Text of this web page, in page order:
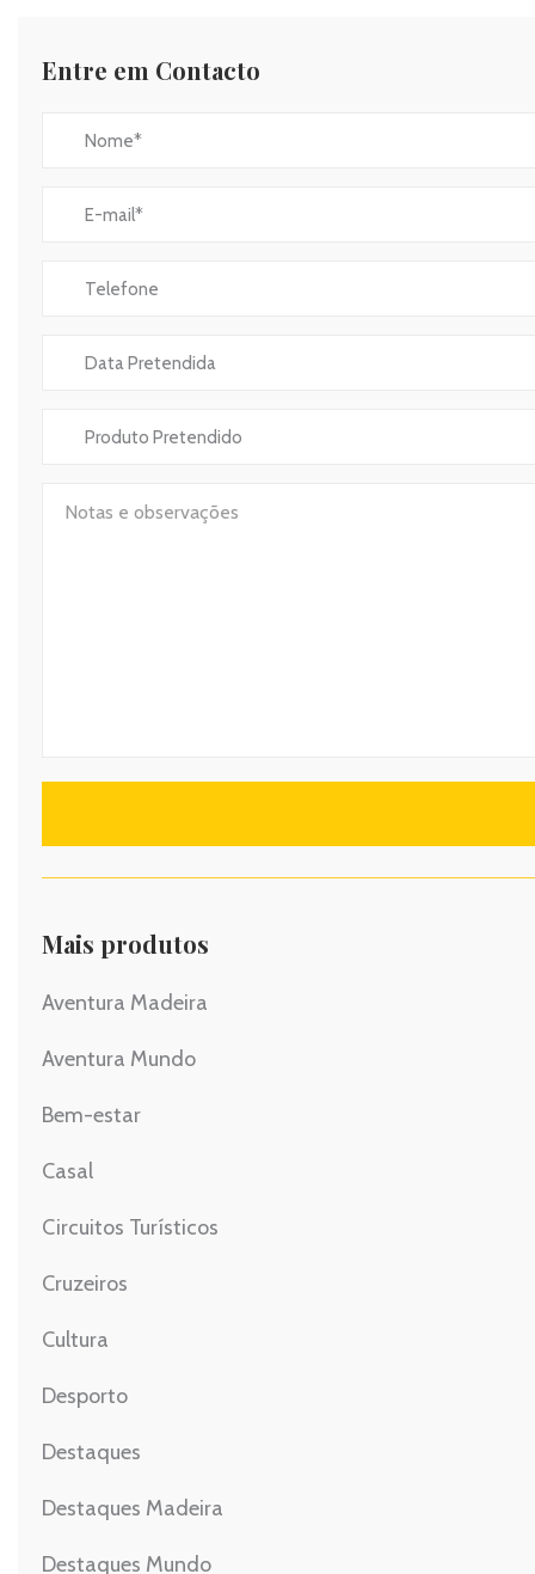
Entre em Contacto
Mais produtos
Aventura Madeira
Aventura Mundo
Bem-estar
Casal
Circuitos Turísticos
Cruzeiros
Cultura
Desporto
Destaques
Destaques Madeira
Destaques Mundo